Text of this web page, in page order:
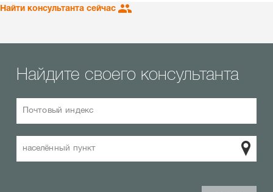
Найти консультанта сейчас
Найдите своего консультанта
Почтовый индекс
населённый пункт